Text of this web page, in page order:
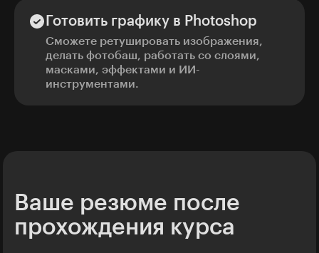
Готовить графику в Photoshop
Сможете ретушировать изображения,
делать фотобаш, работать со слоями,
масками, эффектами и ИИ-
инструментами.
Ваше резюме после
прохождения курса